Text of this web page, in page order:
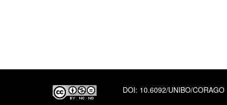
DOI: 10.6092/UNIBO/CORAGO